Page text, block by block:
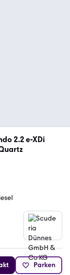
2.2 e-XDi
Parken